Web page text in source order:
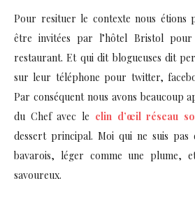
Pour resituer le contexte nous étions
être invitées par l’hôtel Bristol
restaurant. Et qui dit blogueuses dit
sur leur téléphone pour twitter,
Par conséquent nous avons beaucoup
du Chef avec le clin d’œil réseau
dessert principal. Moi qui ne suis pas
bavarois, léger comme une plume,
savoureux.